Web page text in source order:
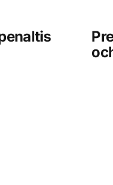
próxima vez que comente.